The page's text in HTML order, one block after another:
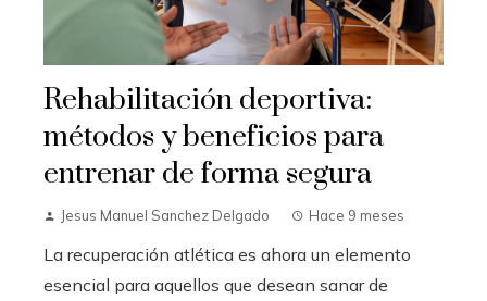
Rehabilitación deportiva:
métodos y beneficios para
entrenar de forma segura
Jesus Manuel Sanchez Delgado Hace 9 meses
La recuperación atlética es ahora un elemento
esencial para aquellos que desean sanar de